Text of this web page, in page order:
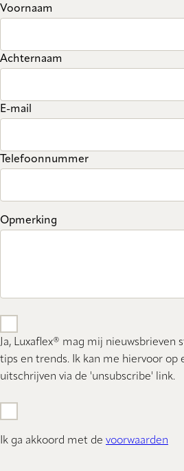
Voornaam
Achternaam
E-mail
Telefoonnummer
Opmerking
Ja, Luxaflex® mag mij nieuwsbrieven
tips en trends. Ik kan me hiervoor op
uitschrijven via de 'unsubscribe' link.
Ik ga akkoord met de voorwaarden